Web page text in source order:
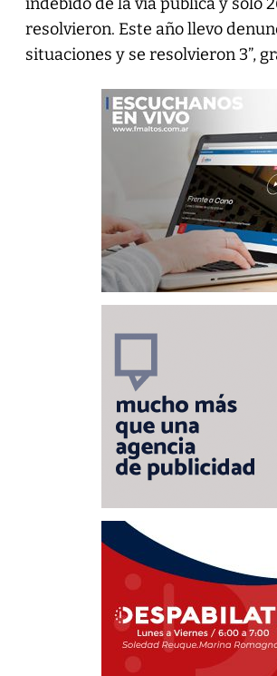
indebido de la vía pública y solo
resolvieron. Este año llevo
situaciones y se resolvieron 3”,